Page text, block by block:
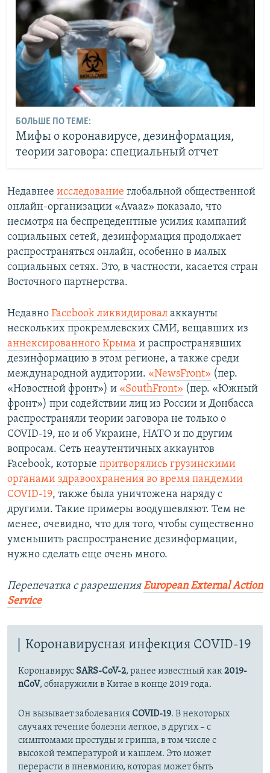
БОЛЬШЕ ПО ТЕМЕ:
Мифы о коронавирусе, дезинформация,
теории заговора: специальный отчет
Недавнее исследование глобальной общественной
онлайн-организации «Avaaz» показало, что
несмотря на беспрецедентные усилия кампаний
социальных сетей, дезинформация продолжает
распространяться онлайн, особенно в малых
социальных сетях. Это, в частности, касается стран
Восточного партнерства.
Недавно Facebook ликвидировал аккаунты
нескольких прокремлевских СМИ, вещавших из
аннексированного Крыма и распространявших
дезинформацию в этом регионе, а также среди
международной аудитории. «NewsFront» (пер.
«Новостной фронт») и «SouthFront» (пер. «Южный
фронт») при содействии лиц из России и Донбасса
распространяли теории заговора не только о
COVID-19, но и об Украине, НАТО и по другим
вопросам. Сеть неаутентичных аккаунтов
Facebook, которые притворялись грузинскими
органами здравоохранения во время пандемии
COVID-19, также была уничтожена наряду с
другими. Такие примеры воодушевляют. Тем не
менее, очевидно, что для того, чтобы существенно
уменьшить распространение дезинформации,
нужно сделать еще очень много.
Перепечатка с разрешенияEuropean External Action
Service
Коронавирусная инфекция COVID-19
Коронавирус SARS-CoV-2, ранее известный как2019-
nCoV, обнаружили в Китае в конце 2019 года.
Он вызывает заболеванияCOVID-19. В некоторых
случаях течение болезни легкое, в других – с
симптомами простуды и гриппа, в том числе с
высокой температурой и кашлем. Это может
перерасти в пневмонию, которая может быть